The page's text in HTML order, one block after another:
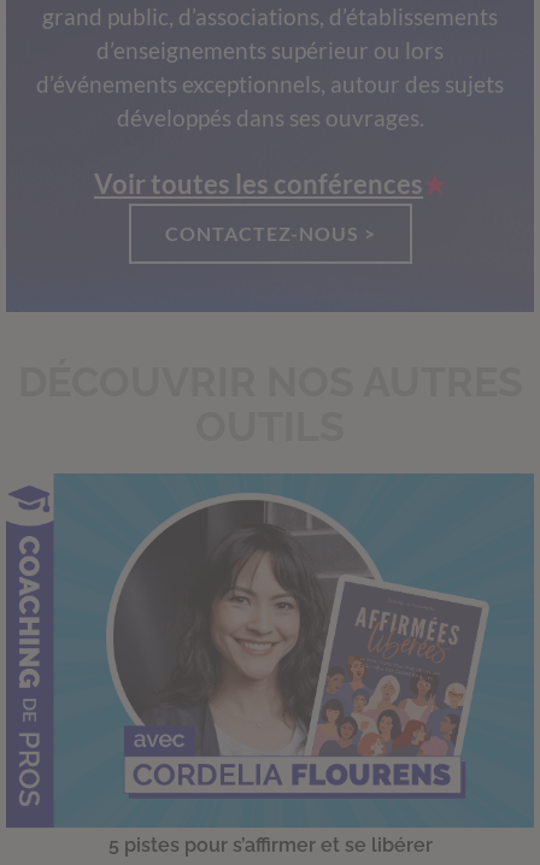
grand public, d’associations, d’établissements
d’enseignements supérieur ou lors
d’événements exceptionnels, autour des sujets
développés dans ses ouvrages.
Voir toutes les conférences
CONTACTEZ-NOUS >
5 pistes pour s’affirmer et se libérer